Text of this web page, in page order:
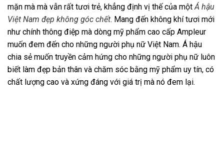
mặn mà mà vẫn rất tươi trẻ, khẳng định vị thế của mộtÁ hậu
Việt Nam đẹp không góc chết. Mang đến không khí tươi mới
như chính thông điệp mà dòng mỹ phẩm cao cấp Ampleur
muốn đem đến cho những người phụ nữ Việt Nam. Á hậu
chia sẻ muốn truyền cảm hứng cho những người phụ nữ luôn
biết làm đẹp bản thân và chăm sóc bằng mỹ phẩm uy tín, có
chất lượng cao và xứng đáng với giá trị mà nó đem lại.